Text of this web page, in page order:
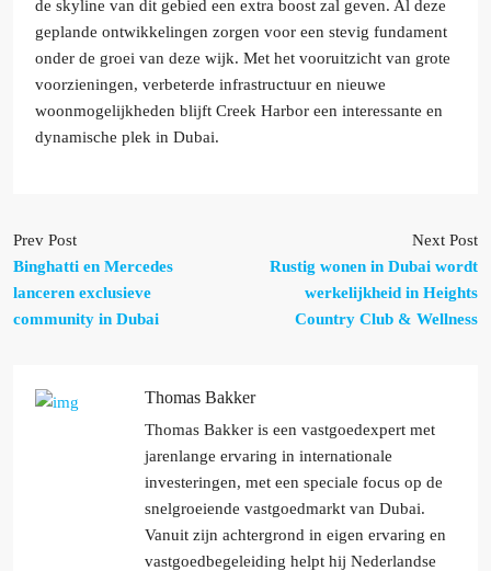
de skyline van dit gebied een extra boost zal geven. Al deze
geplande ontwikkelingen zorgen voor een stevig fundament
onder de groei van deze wijk. Met het vooruitzicht van grote
voorzieningen, verbeterde infrastructuur en nieuwe
woonmogelijkheden blijft Creek Harbor een interessante en
dynamische plek in Dubai.
Prev Post
Binghatti en Mercedes
lanceren exclusieve
community in Dubai
Next Post
Rustig wonen in Dubai wordt
werkelijkheid in Heights
Country Club & Wellness
Thomas Bakker
Thomas Bakker is een vastgoedexpert met
jarenlange ervaring in internationale
investeringen, met een speciale focus op de
snelgroeiende vastgoedmarkt van Dubai.
Vanuit zijn achtergrond in eigen ervaring en
vastgoedbegeleiding helpt hij Nederlandse